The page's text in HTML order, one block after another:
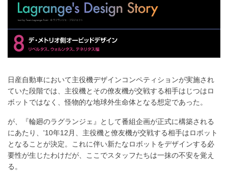
Lagrange's Design Story
日産自動車において主役機デザインコンペティションが実施され
ていた段階では、主役機とその僚友機が交戦する相手はじつはロ
ボットではなく、怪物的な地球外生命体となる想定であった。
が、『輪廻のラグランジェ』として番組企画が正式に構築される
にあたり、'10年12月、主役機と僚友機が交戦する相手はロボット
となることが決定。これに伴い新たなロボットをデザインする必
要性が生じたわけだが、ここでスタッフたちは一抹の不安を覚え
る。